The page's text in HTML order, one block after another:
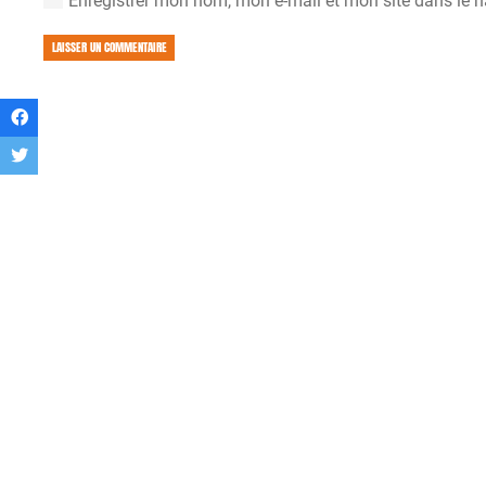
LAISSER UN COMMENTAIRE